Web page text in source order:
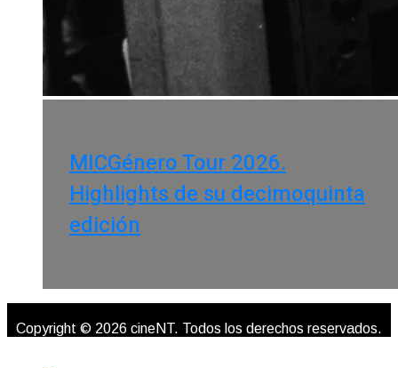
MICGénero Tour 2026.
Highlights de su decimoquinta
edición
Copyright © 2026 cineNT. Todos los derechos reservados.